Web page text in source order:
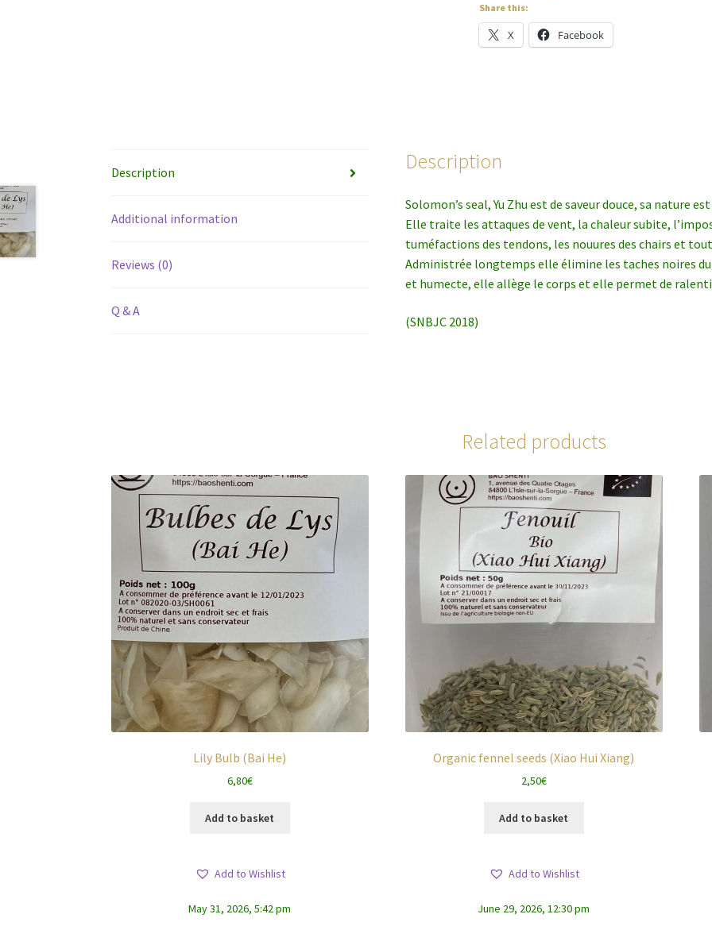
Share this:
X Facebook
Description
Additional information
Reviews (0)
Q & A
Description
Solomon’s seal, Yu Zhu est de saveur douce, sa nature
Elle traite les attaques de vent, la chaleur subite,
tuméfactions des tendons, les nouures des chairs et
Administrée longtemps elle élimine les taches noires
et humecte, elle allège le corps et elle permet de
(SNBJC 2018)
Related products
Lily Bulb (Bai He)
6,80€
Add to basket
Add to Wishlist
May 31, 2026, 5:42 pm
Organic fennel seeds (Xiao Hui Xiang)
2,50€
Add to basket
Add to Wishlist
June 29, 2026, 12:30 pm